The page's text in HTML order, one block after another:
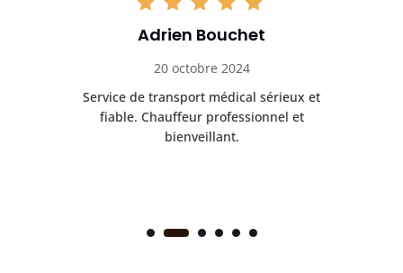
Adrien Bouchet
20 octobre 2024
Service de transport médical sérieux et
fiable. Chauffeur professionnel et
bienveillant.